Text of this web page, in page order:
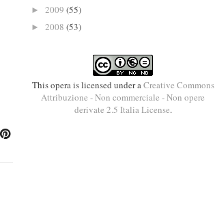
► 2009 (55)
► 2008 (53)
This opera is licensed under aCreative Commons
Attribuzione - Non commerciale - Non opere
derivate 2.5 Italia License.